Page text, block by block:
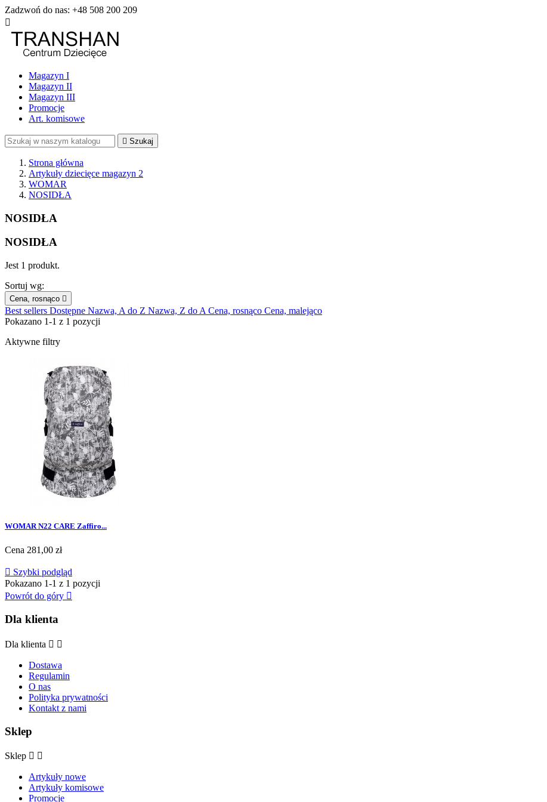
Zadzwoń do nas: +48 508 200 209

Magazyn I
Magazyn II
Magazyn III
Promocje
Art. komisowe
 Szukaj
Strona główna
Artykuły dziecięce magazyn 2
WOMAR
NOSIDŁA
NOSIDŁA
NOSIDŁA
Jest 1 produkt.
Sortuj wg:
Cena, rosnąco 
Best sellers Dostępne Nazwa, A do Z Nazwa, Z do A Cena, rosnąco Cena, malejąco
Pokazano 1-1 z 1 pozycji
Aktywne filtry
WOMAR N22 CARE Zaffiro...
Cena 281,00 zł
 Szybki podgląd
Pokazano 1-1 z 1 pozycji
Powrót do góry 
Dla klienta
Dla klienta  
Dostawa
Regulamin
O nas
Polityka prywatności
Kontakt z nami
Sklep
Sklep  
Artykuły nowe
Artykuły komisowe
Promocje